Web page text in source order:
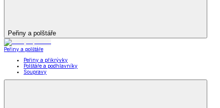
Peřiny a polštáře
Peřiny a polštáře
Peřiny a přikrývky
Polštáře a podhlavníky
Soupravy